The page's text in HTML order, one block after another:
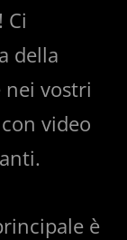
Ci
della
vostri
video
è